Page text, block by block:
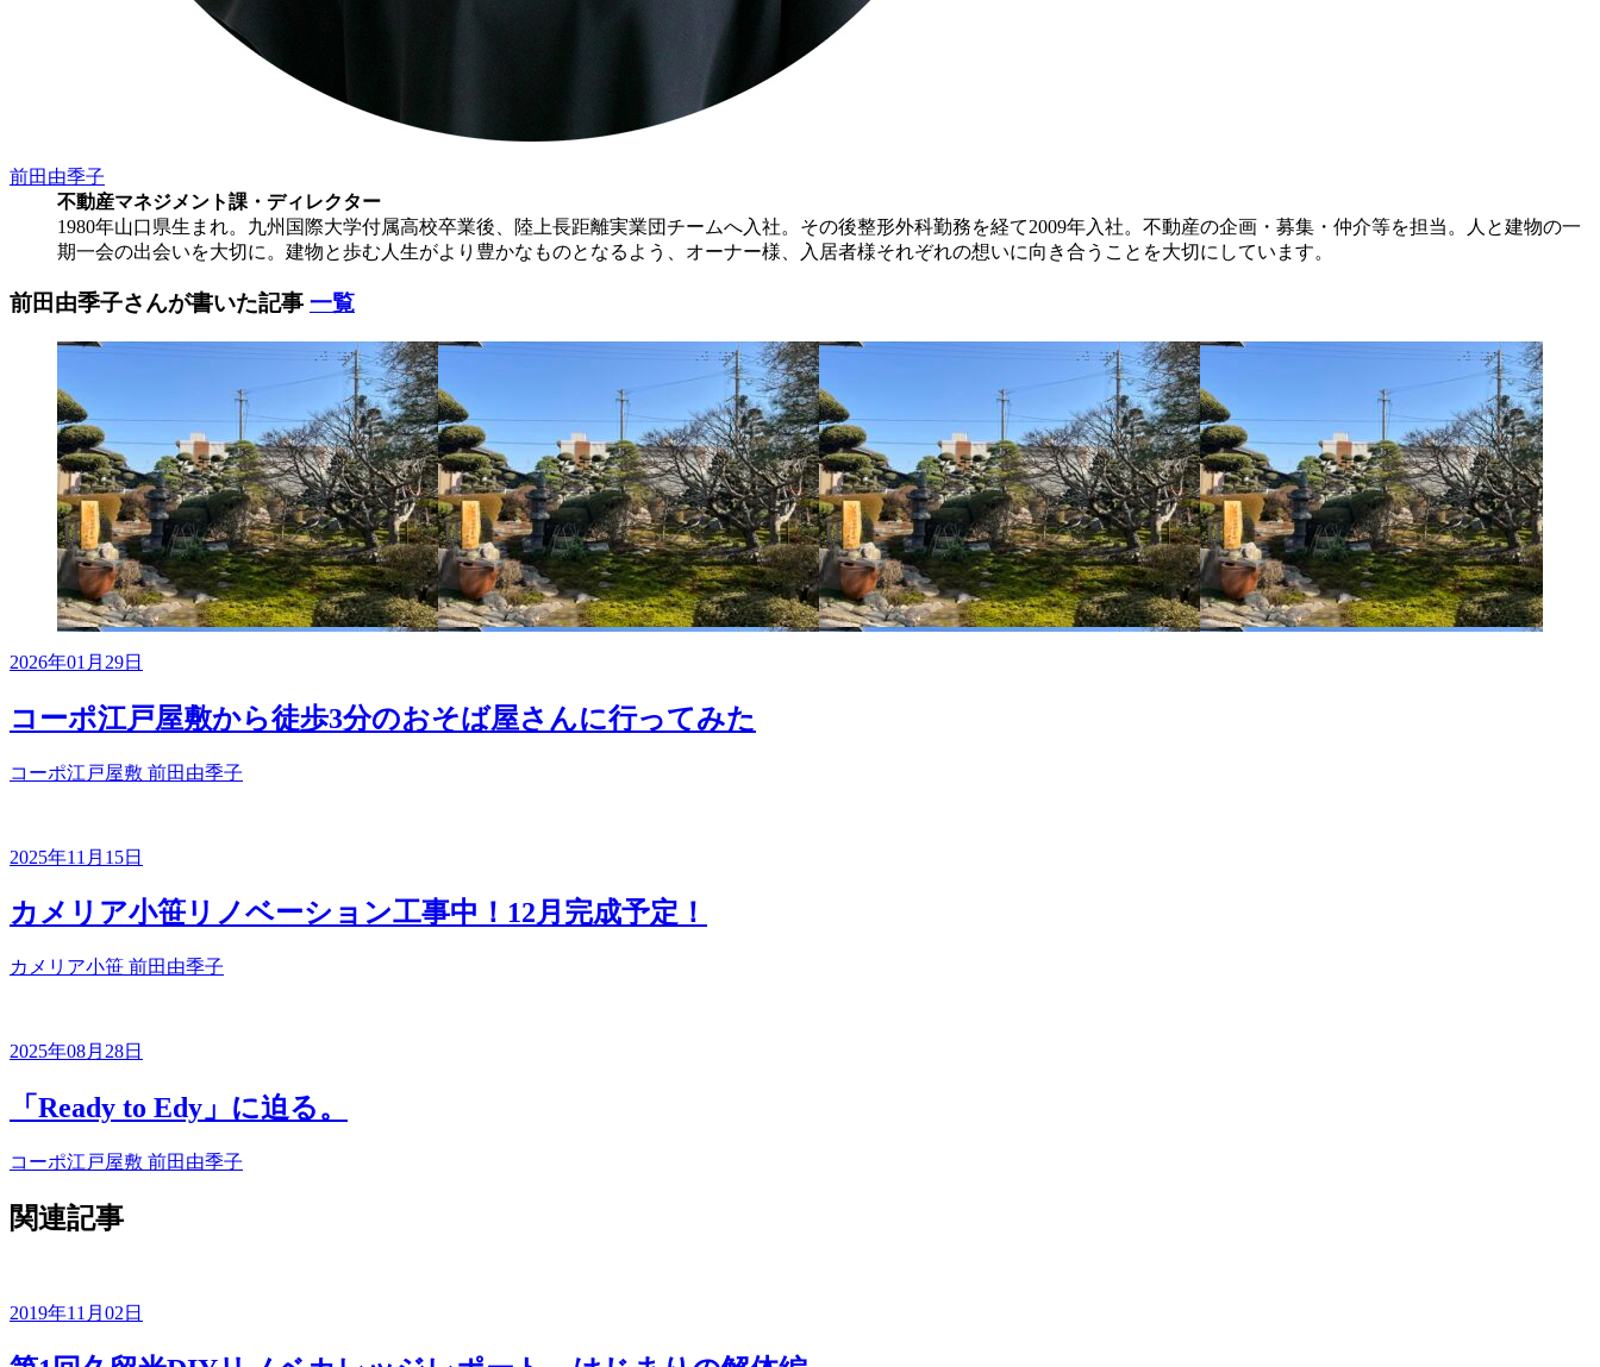
前田由季子
不動産マネジメント課・ディレクター
1980年山口県生まれ。九州国際大学付属高校卒業後、陸上長距離実業団チームへ入社。その後整形外科勤務を経て2009年入社。不動産の企画・募集・仲介等を担当。人と建物の一
期一会の出会いを大切に。建物と歩む人生がより豊かなものとなるよう、オーナー様、入居者様それぞれの想いに向き合うことを大切にしています。
前田由季子さんが書いた記事 一覧
2026年01月29日
コーポ江戸屋敷から徒歩3分のおそば屋さんに行ってみた
コーポ江戸屋敷 前田由季子
2025年11月15日
カメリア小笹リノベーション工事中！12月完成予定！
カメリア小笹 前田由季子
2025年08月28日
「Ready to Edy」に迫る。
コーポ江戸屋敷 前田由季子
関連記事
2019年11月02日